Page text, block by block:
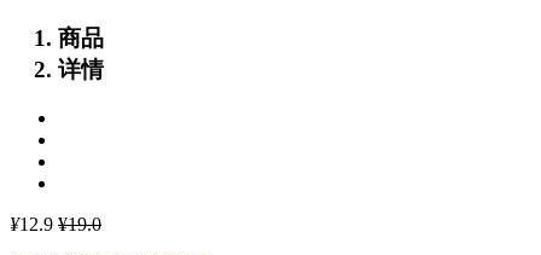
商品
详情
¥12.9 ¥19.0